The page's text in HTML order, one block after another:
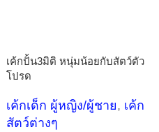
เค้กปั้น3มิติ หนุ่มน้อยกับสัตว์ตัว
โปรด
เค้กเด็ก ผู้หญิง/ผู้ชาย, เค้ก
สัตว์ต่างๆ